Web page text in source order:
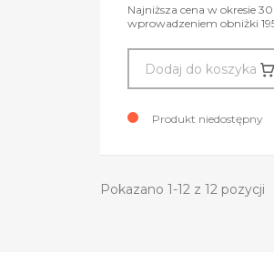
Najniższa cena w okresie
wprowadzeniem obniżki
Dodaj do koszyka
Produkt niedostępny
Pokazano 1-12 z 12 pozycji